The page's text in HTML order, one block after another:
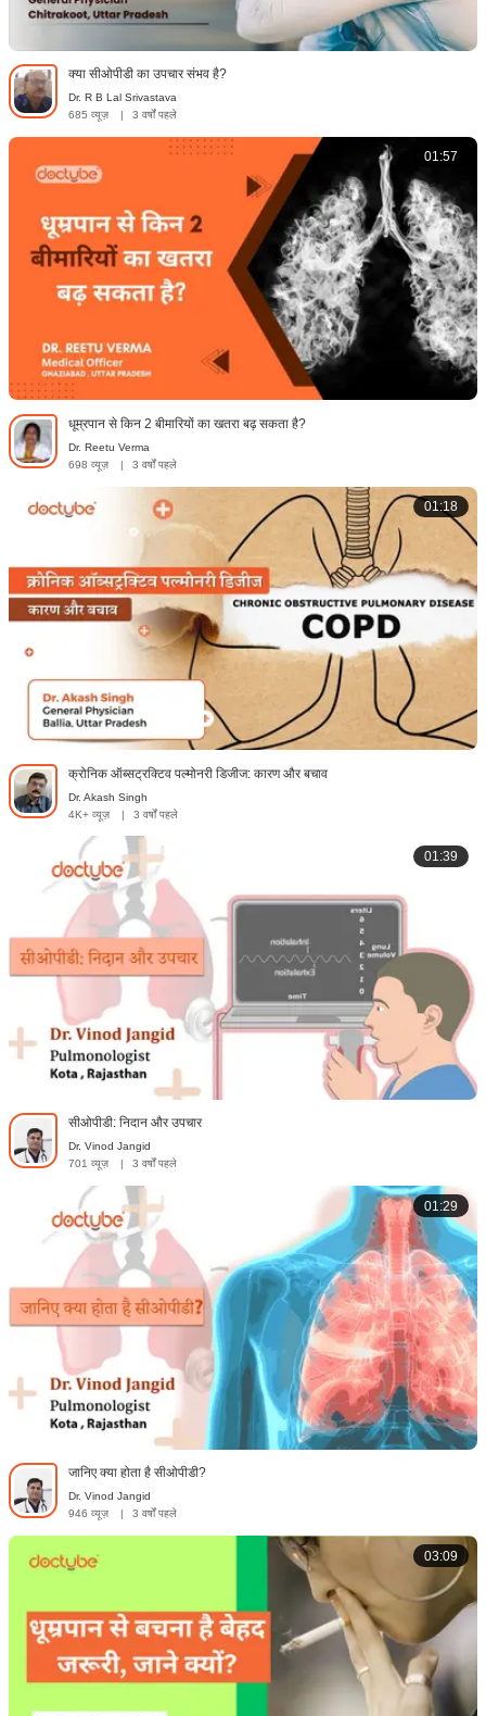
क्या सीओपीडी का उपचार संभव है?
Dr. R B Lal Srivastava
685 व्यूज़
| 3 वर्षों पहले
01:57
धूम्रपान से किन 2 बीमारियों का खतरा बढ़ सकता है?
Dr. Reetu Verma
698 व्यूज़
| 3 वर्षों पहले
01:18
क्रोनिक ऑब्सट्रक्टिव पल्मोनरी डिजीज: कारण और बचाव
Dr. Akash Singh
4K+ व्यूज़
| 3 वर्षों पहले
01:39
सीओपीडी: निदान और उपचार
Dr. Vinod Jangid
701 व्यूज़
3 वर्षों पहले
01:29
जानिए क्या होता है सीओपीडी?
Dr. Vinod Jangid
946 व्यूज़
3 वर्षों पहले
03:09